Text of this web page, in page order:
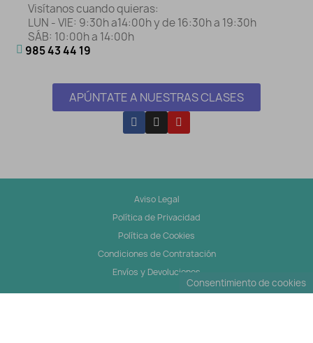
Visítanos cuando quieras:
LUN - VIE: 9:30h a14:00h y de 16:30h a 19:30h
SÁB: 10:00h a 14:00h
985 43 44 19
APÚNTATE A NUESTRAS CLASES
Aviso Legal
Política de Privacidad
Política de Cookies
Condiciones de Contratación
Envíos y Devoluciones
Consentimiento de cookies